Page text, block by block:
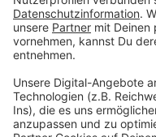
bei Hausarztdichte
Anzeige
Das
bundesweit bei 54,5
Bundesarztregisters